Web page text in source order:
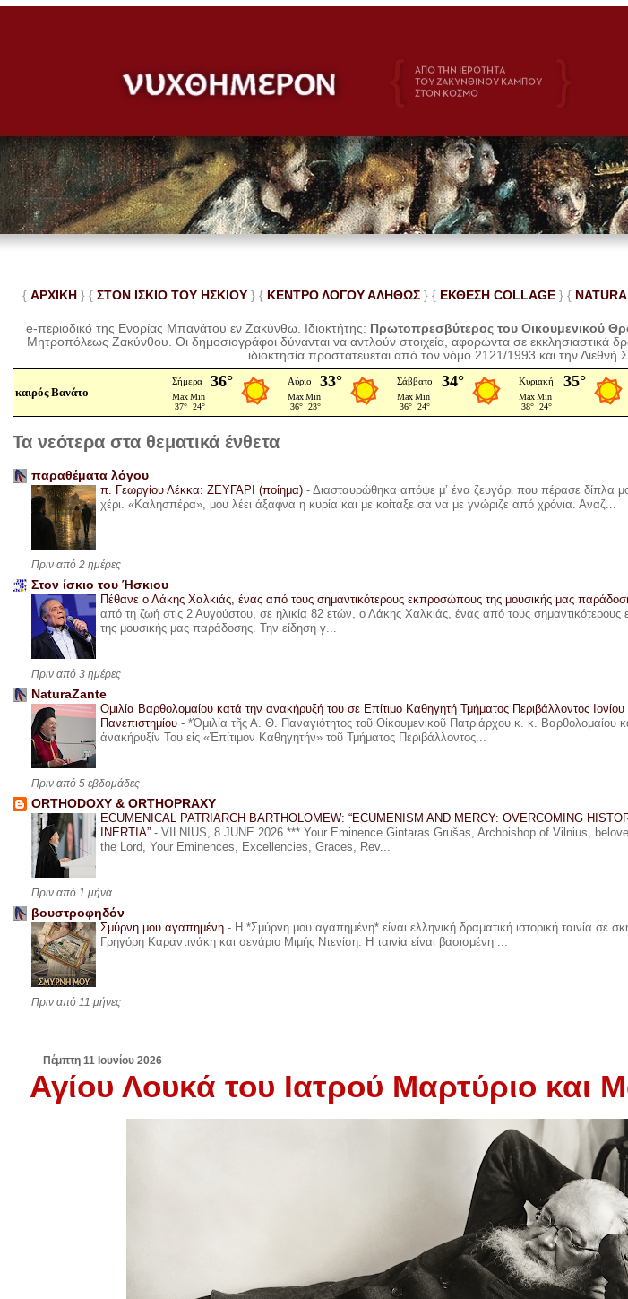
{ ΑΡΧΙΚΗ } { ΣΤΟΝ ΙΣΚΙΟ ΤΟΥ ΗΣΚΙΟΥ } { ΚΕΝΤΡΟ ΛΟΓΟΥ ΑΛΗΘΩΣ } { ΕΚΘΕΣΗ COLLAGE }{
e-περιοδικό της Ενορίας Μπανάτου εν Ζακύνθω. Ιδιοκτήτης: Πρωτοπρεσβύτερος του Οικουμενικού
Μητροπόλεως Ζακύνθου.Οι δημοσιογράφοι δύνανται να αντλούν στοιχεία, αφορώντα σε εκκλησιαστικά
ιδιοκτησία προστατεύεται από τον νόμο 2121/1993 και την
καιρός Βανάτο
Τα νεότερα στα θεματικά ένθετα
παραθέματα λόγου
π. Γεωργίου Λέκκα: ΖΕΥΓΑΡΙ (ποίημα) - Διασταυρώθηκα απόψε μ’ ένα ζευγάρι που πέρασε δίπλα
χέρι. «Καλησπέρα», μου λέει άξαφνα η κυρία και με κοίταξε σα να με γνώριζε από χρόνια. Αναζ...
Πριν από 2 ημέρες
Στον ίσκιο του Ήσκιου
Πέθανε ο Λάκης Χαλκιάς, ένας από τους σημαντικότερους εκπροσώπους της μουσικής μας
από τη ζωή στις 2 Αυγούστου, σε ηλικία 82 ετών, ο Λάκης Χαλκιάς, ένας από τους
της μουσικής μας παράδοσης. Την είδηση γ...
Πριν από 3 ημέρες
NaturaZante
Ομιλία Βαρθολομαίου κατά την ανακήρυξή του σε Επίτιμο Καθηγητή Τμήματος Περιβάλλοντος Ιονίου
Πανεπιστημίου - *Ὁμιλία τῆς Α. Θ. Παναγιότητος τοῦ Οἰκουμενικοῦ Πατριάρχου κ. κ. Βαρθολομαίου
ἀνακήρυξίν Του εἰς «Ἐπίτιμον Καθηγητήν» τοῦ Τμήματος Περιβάλλοντος...
Πριν από 5 εβδομάδες
ORTHODOXY & ORTHOPRAXY
ECUMENICAL PATRIARCH BARTHOLOMEW: “ECUMENISM AND MERCY: OVERCOMING
INERTIA” - VILNIUS, 8 JUNE 2026 *** Your Eminence Gintaras Grušas, Archbishop of Vilnius,
the Lord, Your Eminences, Excellencies, Graces, Rev...
Πριν από 1 μήνα
βουστροφηδόν
Σμύρνη μου αγαπημένη - Η *Σμύρνη μου αγαπημένη* είναι ελληνική δραματική ιστορική ταινία σε
Γρηγόρη Καραντινάκη και σενάριο Μιμής Ντενίση. Η ταινία είναι βασισμένη ...
Πριν από 11 μήνες
Πέμπτη 11 Ιουνίου 2026
Αγίου Λουκά του Ιατρού Μαρτύριο και